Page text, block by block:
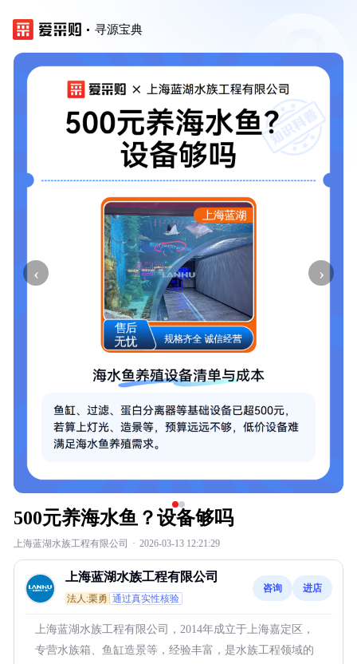
寻源宝典
‹ ›
500元养海水鱼？设备够吗
上海蓝湖水族工程有限公司 · 2026-03-13 12:21:29
上海蓝湖水族工程有限公司
法人:栗勇 通过真实性核验
咨询 进店
上海蓝湖水族工程有限公司，2014年成立于上海嘉定区，
专营水族箱、鱼缸造景等，经验丰富，是水族工程领域的